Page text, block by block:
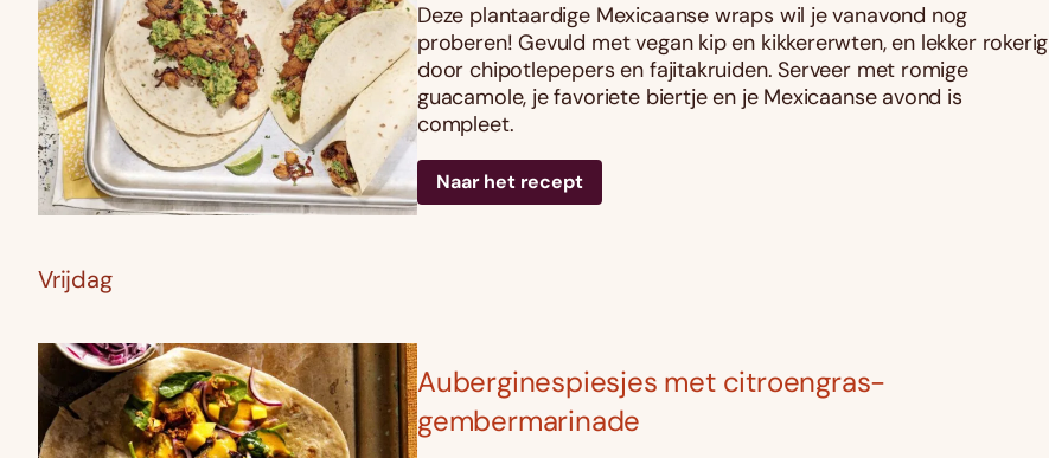
Deze plantaardige Mexicaanse wraps wil je vanavond nog
proberen! Gevuld met vegan kip en kikkererwten, en lekker rokerig
door chipotlepepers en fajitakruiden. Serveer met romige
guacamole, je favoriete biertje en je Mexicaanse avond is
compleet.
Naar het recept
Vrijdag
Auberginespiesjes met citroengras-
gembermarinade